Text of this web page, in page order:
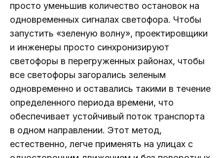
просто уменьшив количество остановок на
одновременных сигналах светофора. Чтобы
запустить «зеленую волну», проектировщики
и инженеры просто синхронизируют
светофоры в перегруженных районах, чтобы
все светофоры загорались зеленым
одновременно и оставались такими в течение
определенного периода времени, что
обеспечивает устойчивый поток транспорта
в одном направлении. Этот метод,
естественно, легче применять на улицах с